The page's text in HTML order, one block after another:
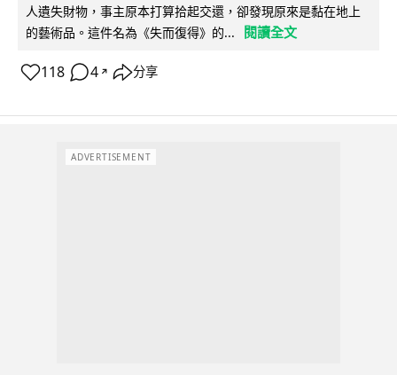
人遺失財物，事主原本打算拾起交還，卻發現原來是黏在地上
的藝術品。這件名為《失而復得》的...
閱讀全文
118 4 ↗ 分享
ADVERTISEMENT